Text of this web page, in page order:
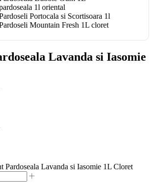
Lavanda si Iasomie
Pardoseala Lavanda si Iasomie 1L Cloret